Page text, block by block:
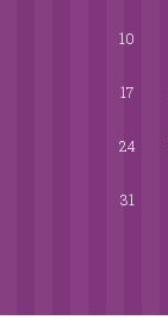
10
17
24
31